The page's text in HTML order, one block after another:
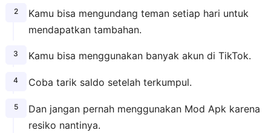
Kamu bisa mengundang teman setiap hari untuk
mendapatkan tambahan.
Kamu bisa menggunakan banyak akun di TikTok.
Coba tarik saldo setelah terkumpul.
Dan jangan pernah menggunakan Mod Apk karena
resiko nantinya.